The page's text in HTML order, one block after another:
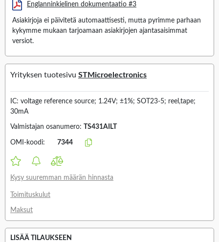
Englanninkielinen dokumentaatio #3
Asiakirjoja ei päivitetä automaattisesti, mutta pyrimme parhaan
kykymme mukaan tarjoamaan asiakirjojen ajantasaisimmat
versiot.
Yrityksen tuotesivu STMicroelectronics
IC: voltage reference source; 1.24V; ±1%; SOT23-5; reel,tape;
30mA
Valmistajan osanumero: TS431AILT
OMI-koodi: 7344
Kysy suuremman määrän hinnasta
Toimituskulut
Maksut
LISÄÄ TILAUKSEEN